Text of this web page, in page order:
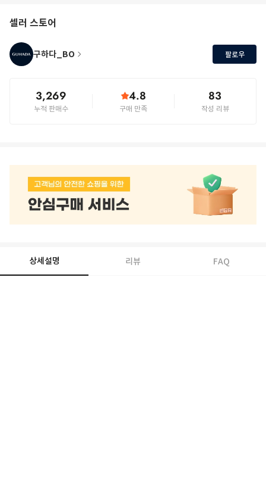
셀러 스토어
구하다_BO 팔로우
3,269
누적 판매수
4.8
구매 만족
83
작성 리뷰
상세설명 리뷰 FAQ